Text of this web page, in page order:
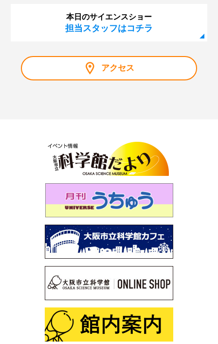
本日のサイエンスショー
担当スタッフはコチラ
アクセス